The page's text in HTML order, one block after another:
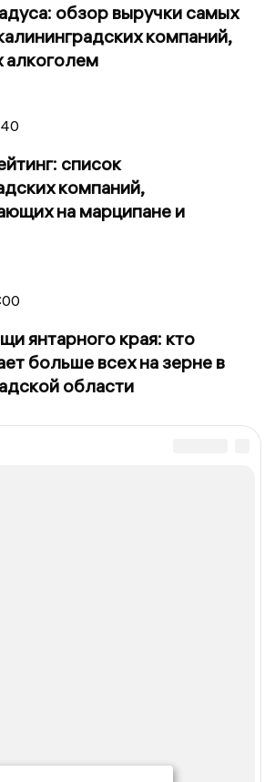
обзор выручки самых
компаний,
список
компаний,
на марципане и
янтарного края: кто
больше всех на зерне в
области